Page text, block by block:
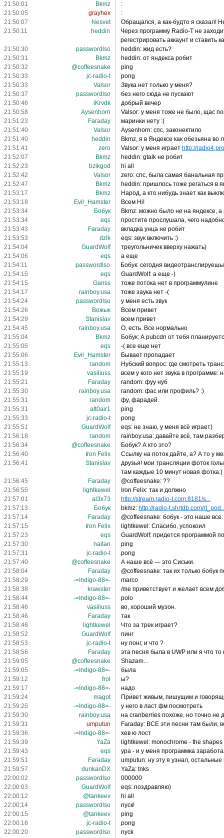
21:50:01
Bkmz
:
21:50:05
grayhex
:
21:50:07
Nesvet
Обращался, а как-будто я сказал!
21:50:11
heddin
Через программу Radio-T не
регестрировать аккаунт и ставить
21:50:30
passwordlso
heddin: жид есть?
21:50:31
Bkmz
heddin: от яндекса робит
21:50:32
@coffeesnake
ping
21:50:33
jc-radio-t
pong
21:50:33
Valsor
Звука нет только у меня?
21:50:37
passwordlso
без него сюда не пускают
21:50:46
iKrvdk
добрый вечер
21:50:58
Aysenhorn
Valsor: у меня тоже не было, щас
21:51:23
Faraday
маринки нету :(
21:51:40
Valsor
Aysenhorn: спс, законектило
21:51:40
heddin
Bkmz, я в Яндексе как обезьяна во
21:51:41
zero Valsor: у меня играет http://
21:52:07
Bkmz
heddin: gtalk не робит
21:52:23
bzikgod
hi all
21:52:42
Valsor
zero: спс, была самая банальная
21:52:47
Bkmz
heddin: пришлось тоже регаться в
21:53:17
Bkmz
Народ, а кто нибудь знает как
21:53:18
Evil_Hamster
Всем Hi!
21:53:34
Бобук
Bkmz: можно было не на яндексе,
21:53:34
eqs
простите прослушала, чего
21:53:43
Faraday
вкладка унца не робит
21:53:53
dzlk
eqs: звук включить :)
21:54:04
GuardWolf
треугольничек вверху нажать)
21:54:06
eqs
а еще
21:54:11
passwordlso
Бобук: сегодня
21:54:15
eqs
GuardWolf: а еще -)
21:54:15
Ganss
тоже потока нет в программулине
21:54:17
rainboy.usa
тоже заука нет -(
21:54:24
passwordlso
у меня есть звук
21:54:26
Вожык
Всем привет
21:54:29
Stanislav
всем привет
21:54:45
rainboy.usa
О, есть. Все нормально
21:55:04
Bkmz
Бобук: А pubcdn от тебя
21:55:05
eqs
-( все еще нет
21:55:06
Evil_Hamster
Бывает пропадает
21:55:13
random
Нубский вопрос: где смотреть
21:55:19
vasiliuss
всем у кого нет звука в
21:55:21
Faraday
random: фуу нуб
21:55:30
rainboy.usa
random: фас или профиль? :)
21:55:31
random
фу, фарадей.
21:55:31
alt0air1
ping
21:55:33
jc-radio-t
pong
21:55:51
GuardWolf
eqs: не знаю, у меня всё играет)
21:56:18
random
rainboy.usa: давайте всё, там
21:56:34
@coffeesnake
Бобук? А кто это?
21:56:40
Iron Felix
Ссылку на поток дайте, а? А то у
21:56:41
Stanislav
друзья! мои трансляции фоток
там каждые 10 минут новая фотка:)
21:56:45
Faraday
@coffeesnake: ??
21:56:55
lightkewel
Iron Felix: так и должно
21:57:01
al3x73
http://stream.radio-t.com:8181/s...
21:57:13
Бобук bkmz: http://radio-t.shrtdb.com/
21:57:14
Faraday
@coffeesnake: бобук - это наше все.
21:57:15
Iron Felix
lightkewel: Спасибо, успокоил
21:57:23
eqs
GuardWolf: придется программой
21:57:30
naitan
ping
21:57:31
jc-radio-t
pong
21:57:40
@coffeesnake
А наше всё — это Сиськи.
21:58:04
Faraday
@coffeesnake: так их только бобук
21:58:29
-=Indigo-88=-
marco
21:58:38
krawster
/me приветствует и желает всем
21:58:44
-=Indigo-88=-
polo
21:58:46
vasiliuss
во, хороший музон.
21:58:46
Faraday
так
21:58:46
lightkewel
Что за трек играет?
21:58:52
GuardWolf
пинг
21:58:53
jc-radio-t
ну понг, и что ?
21:58:56
Faraday
эта песня была в UWP или я что то
21:59:05
@coffeesnake
Shazam...
21:59:05
-=Indigo-88=-
была
21:59:12
frol
ы?
21:59:17
-=Indigo-88=-
надо
21:59:24
magot
Привет живым, пишущим и
21:59:25
-=Indigo-88=-
у него в ласт фм посмотреть
21:59:30
rainboy.usa
на cranberries похоже, но точно не
21:59:31
umputun
Faraday: ВСЕ эти песни там были,
21:59:36
-=Indigo-88=-
хев ю лост
21:59:39
YaZa
lightkewel: monochrome - the shapes
21:59:43
eqs
ура - и у меня программка
21:59:51
Faraday
umputun: ну эту я узнал, остальные
21:59:57
dunkanDX
YaZa: tnks
22:00:02
passwordlso
000000
22:00:03
GuardWolf
eqs: поздравляю)
22:00:12
@tankeev
hi all
22:00:14
passwordlso
пуск!
22:00:15
@tankeev
ping
22:00:16
jc-radio-t
pong
22:00:20
passwordlso
nyck